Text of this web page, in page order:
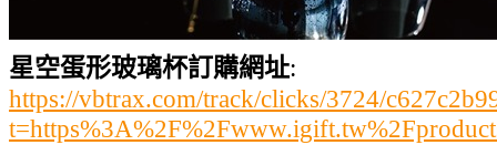
星空蛋形玻璃杯訂購網址:
https://vbtrax.com/track/clicks/3724/